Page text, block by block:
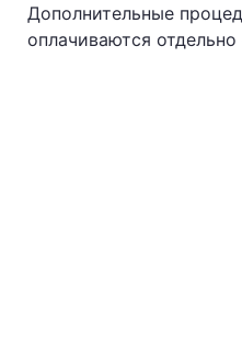
Дополнительные
оплачиваются отдельно